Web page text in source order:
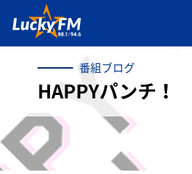
番組ブログ
HAPPYパンチ！